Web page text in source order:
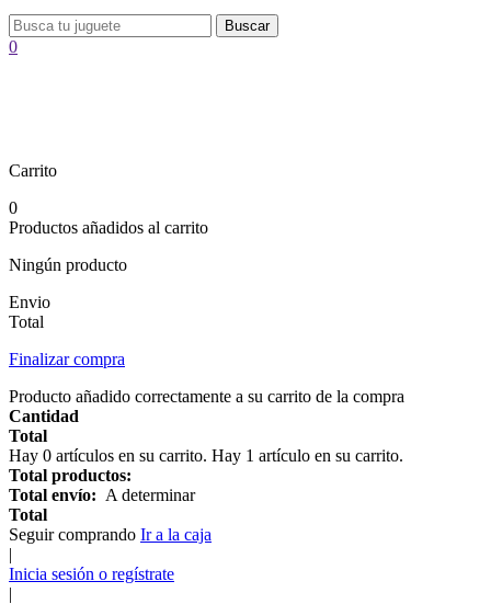
Buscar
0
Carrito
0
Productos añadidos al carrito
Ningún producto
Envio
Total
Finalizar compra
Producto añadido correctamente a su carrito de la compra
Cantidad
Total
Hay 0 artículos en su carrito. Hay 1 artículo en su carrito.
Total productos:
Total envío: A determinar
Total
Seguir comprando Ir a la caja
|
Inicia sesión o regístrate
|